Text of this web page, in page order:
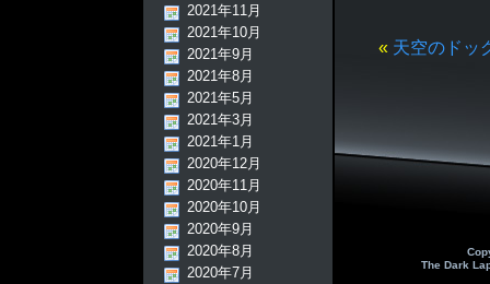
« 天空のドッ
The Dark
2021年11月
2021年10月
2021年9月
2021年8月
2021年5月
2021年3月
2021年1月
2020年12月
2020年11月
2020年10月
2020年9月
2020年8月
2020年7月